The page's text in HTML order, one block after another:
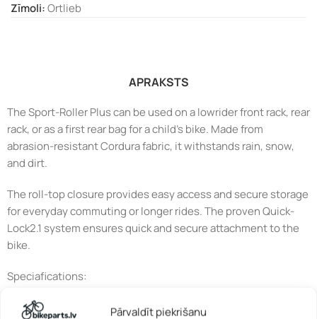
Pārvaldīt piekrišanu
Zīmoli:Ortlieb
APRAKSTS
The Sport-Roller Plus can be used on a lowrider front rack, rear
rack, or as a first rear bag for a child’s bike. Made from
abrasion-resistant Cordura fabric, it withstands rain, snow,
and dirt.
The roll-top closure provides easy access and secure storage
for everyday commuting or longer rides. The proven Quick-
Lock2.1 system ensures quick and secure attachment to the
bike.
Speciafications:
Width: 26 cm